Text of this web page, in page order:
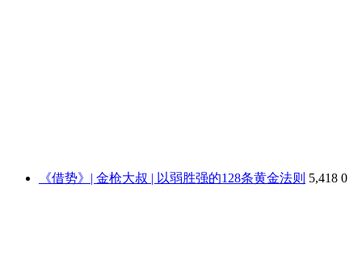
《借势》| 金枪大叔 | 以弱胜强的128条黄金法则 5,418 0